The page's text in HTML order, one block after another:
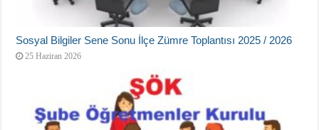
Sosyal Bilgiler Sene Sonu İlçe Zümre Toplantısı 2025 / 2026
25 Haziran 2026